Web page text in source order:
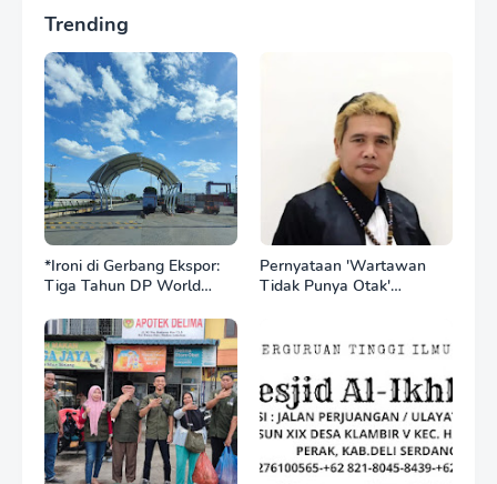
Trending
*Ironi di Gerbang Ekspor:
Tiga Tahun DP World
Pekerja Sektor
Internasional Justru Anjlok
di Bawah Sektor
Domestik*
Pernyataan 'Wartawan
Tidak Punya Otak'
Christo Kecam Sikap